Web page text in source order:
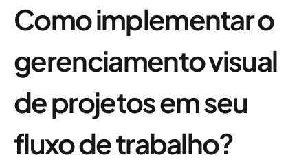
Como implementar o
gerenciamento visual
de projetos em seu
fluxo de trabalho?